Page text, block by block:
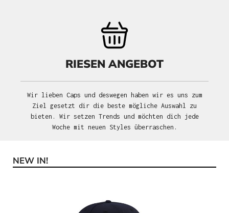
RIESEN ANGEBOT
Wir lieben Caps und deswegen haben wir es uns zum
Ziel gesetzt dir die beste mögliche Auswahl zu
bieten. Wir setzen Trends und möchten dich jede
Woche mit neuen Styles überraschen.
Produktgalerie überspringen
NEW IN!